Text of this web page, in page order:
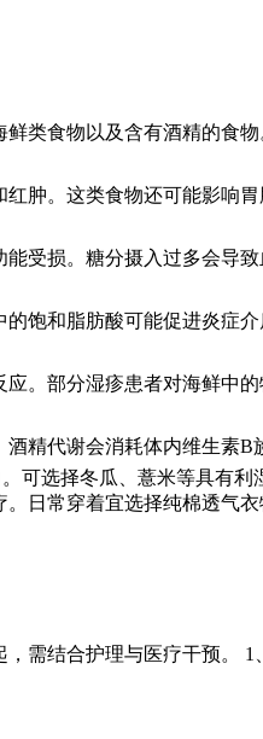
类食物以及含有酒精的食
肿。这类食物还可能影响
受损。糖分摄入过多会导
饱和脂肪酸可能促进炎症
。部分湿疹患者对海鲜中
精代谢会消耗体内维生素
可选择冬瓜、薏米等具有
日常穿着宜选择纯棉透气衣
需结合护理与医疗干预。